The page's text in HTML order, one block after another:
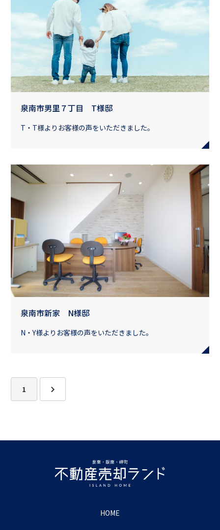
泉南市男里７丁目 T様邸
T・T様よりお客様の声をいただきました。
泉南市新家 N様邸
N・Y様よりお客様の声をいただきました。
1
HOME